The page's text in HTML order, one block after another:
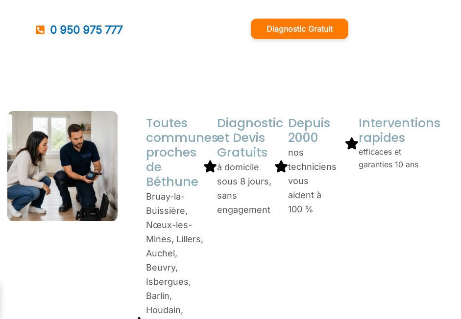
0 950 975 777 Diagnostic Gratuit
Toutes
communes
proches
de
Béthune
Bruay-la-
Buissière,
Nœux-les-
Mines, Lillers,
Auchel,
Beuvry,
Isbergues,
Barlin,
Houdain,
Diagnostic
et Devis
Gratuits
à domicile
sous 8 jours,
sans
engagement
Depuis
2000
nos
techniciens
vous
aident à
100 %
Interventions
rapides
efficaces et
garanties 10 ans